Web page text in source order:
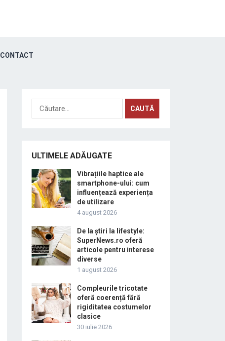
CONTACT
Caută
după:
ULTIMELE ADĂUGATE
Vibrațiile haptice ale
smartphone-ului: cum
influențează experiența
de utilizare
4 august 2026
De la știri la lifestyle:
SuperNews.ro oferă
articole pentru interese
diverse
1 august 2026
Compleurile tricotate
oferă coerență fără
rigiditatea costumelor
clasice
30 iulie 2026